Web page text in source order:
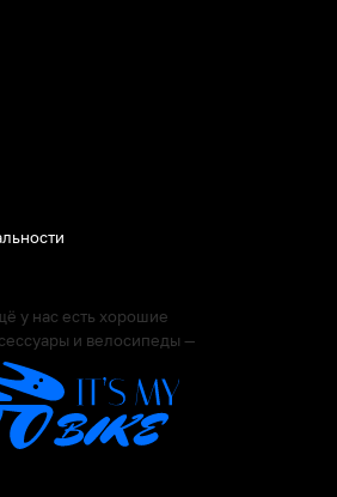
у нас есть хорошие
и велосипеды —